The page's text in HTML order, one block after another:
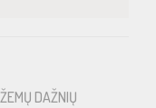
ŽEMŲ DAŽNIŲ